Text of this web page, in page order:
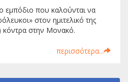
εμπόδιο που καλούνται να
στον ημιτελικό της
κόντρα στην Μονακό.
περισσότερα...